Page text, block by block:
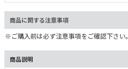
t
9
3
9
%
商品に関する注意事項
※ご購入前は必ず注意事項をご確認下さい。
商品説明